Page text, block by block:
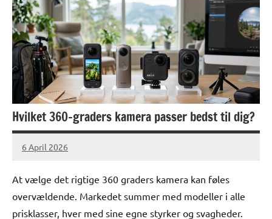
Hvilket 360-graders kamera passer bedst til dig?
6 April 2026
lucas
No
At vælge det rigtige 360 graders kamera kan føles
overvældende. Markedet summer med modeller i alle
prisklasser, hver med sine egne styrker og svagheder.